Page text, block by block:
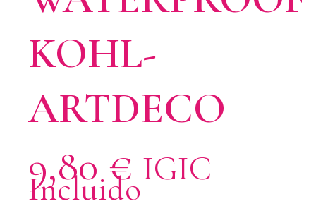
KOHL-
ARTDECO
9,80€ IGIC
Incluido